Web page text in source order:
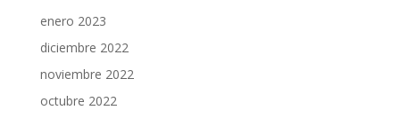
enero 2023
diciembre 2022
noviembre 2022
octubre 2022